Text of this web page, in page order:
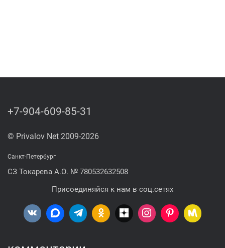
+7-904-609-85-31
© Privalov Net 2009-2026
Санкт-Петербург
СЗ Токарева А.О. № 780532632508
Присоединяйся к нам в соц.сетях